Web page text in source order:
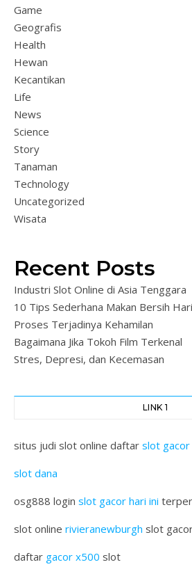
Game
Geografis
Health
Hewan
Kecantikan
Life
News
Science
Story
Tanaman
Technology
Uncategorized
Wisata
Recent Posts
Industri Slot Online di Asia Tenggara
10 Tips Sederhana Makan Bersih
Proses Terjadinya Kehamilan
Bagaimana Jika Tokoh Film Terkenal
Stres, Depresi, dan Kecemasan
LINK 1
situs judi slot online daftar slot gacor
slot dana
osg888 login slot gacor hari ini
slot online rivieranewburgh slot
daftar gacor x500 slot